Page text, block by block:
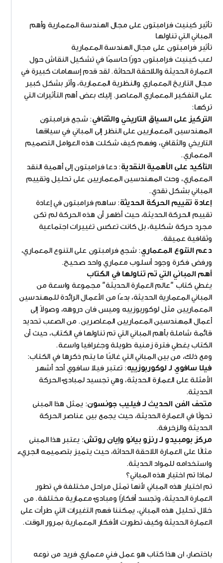
تأثير كينيث فرامبتون على مجال الهندسة المعمارية وأهم
المباني التي تناولها
تأثير فرامبتون على مجال الهندسة المعمارية
لعب كينيث فرامبتون دورًا حاسمًا في تشكيل النقاش حول
العمارة الحديثة واللاحقة الحداثة. لقد قدم إسهامات كبيرة في
مجال التاريخ المعماري والنظرية المعمارية، وأثر بشكل كبير
على التفكير المعماري المعاصر. إليك بعض أهم التأثيرات التي
تركها:
التركيز على السياق التاريخي والثقافي: شجع فرامبتون
المهندسين المعماريين على النظر إلى المباني في سياقها
التاريخي والثقافي، وفهم كيف شكلت هذه العوامل التصميم
المعماري.
التأكيد على الأهمية النقدية: دعا فرامبتون إلى أهمية النقد
المعماري، وحث المهندسين المعماريين على تحليل وتقييم
المباني بشكل نقدي.
إعادة تقييم الحركة الحديثة: ساهم فرامبتون في إعادة
تقييم الحركة الحديثة، حيث أظهر أن هذه الحركة لم تكن
مجرد حركة شكلية، بل كانت تعكس تغييرات اجتماعية
وثقافية عميقة.
دعم التنوع المعماري: شجع فرامبتون على التنوع المعماري،
ورفض فكرة وجود أسلوب معماري واحد صحيح.
أهم المباني التي تم تناولها في الكتاب
يغطي كتاب "عالم العمارة الحديثة" مجموعة واسعة من
المباني المعمارية الحديثة، بدءًا من الأعمال الرائدة للمهندسين
المعماريين مثل لوكوربوزييه وميس فان دروهه، وصولاً إلى
أعمال المهندسين المعماريين المعاصرين. من الصعب تحديد
قائمة شاملة بأهم المباني التي تم تناولها في الكتاب، حيث أن
الكتاب يغطي فترة زمنية طويلة وجغرافيا واسعة.
ومع ذلك، من بين المباني التي غالبًا ما يتم ذكرها في الكتاب:
فيلا سافوي لـ لوكوربوزييه: تعتبر فيلا سافوي أحد أشهر
الأمثلة على العمارة الحديثة، وهي تجسيد لمبادئ الحركة
الحديثة.
متحف الفن الحديث لـ فيليب جونسون: يمثل هذا المبنى
تحولًا في العمارة الحديثة، حيث يجمع بين عناصر الحركة
الحديثة والزخرفة.
مركز بومبيدو لـ رنزو بيانو وإيان روتش: يعتبر هذا المبنى
مثالًا على العمارة اللاحقة الحداثة، حيث يتميز بتصميمه الجريء
واستخدامه للمواد الحديثة.
لماذا تم اختيار هذه المباني؟
تم اختيار هذه المباني لأنها تمثل مراحل مختلفة في تطور
العمارة الحديثة، وتجسد أفكارًا ومبادئ معمارية مختلفة. من
خلال تحليل هذه المباني، يمكننا فهم التغيرات التي طرأت على
العمارة الحديثة وكيف تطورت الأفكار المعمارية بمرور الوقت.
باختصار، ان هذا كتاب هو عمل فني معماري فريد من نوعه